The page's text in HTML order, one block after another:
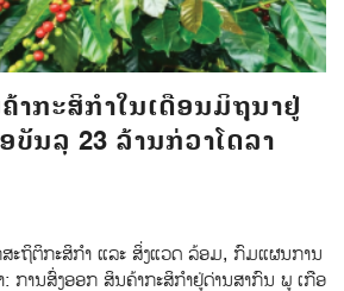
າກະສິກຳໃນເດືອນມິຖຸນາຢູ່
ນລຸ 23 ລ້ານກ່ວາໂດລາ
ະຖິຕິກະສິກຳ ແລະ ສິ່ງແວດ ລ້ອມ, ກົມແຜນການ
ການສົ່ງອອກ ສິນຄ້າກະສິກໍາຢູ່ດ່ານສາກົນ ພູ ເກືອ